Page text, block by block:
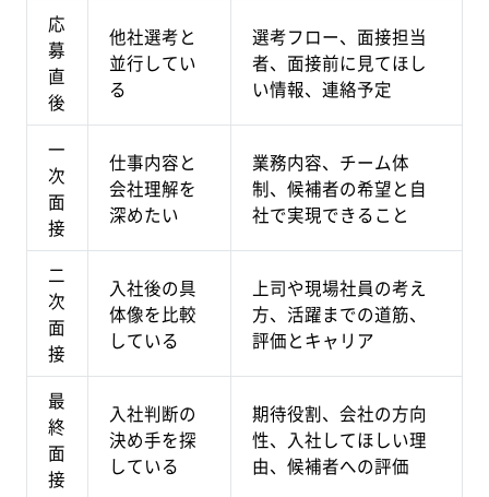
応
募
直
後
他社選考と
並行してい
る
選考フロー、面接担当
者、面接前に見てほし
い情報、連絡予定
一
次
面
接
仕事内容と
会社理解を
深めたい
業務内容、チーム体
制、候補者の希望と自
社で実現できること
二
次
面
接
入社後の具
体像を比較
している
上司や現場社員の考え
方、活躍までの道筋、
評価とキャリア
最
終
面
接
入社判断の
決め手を探
している
期待役割、会社の方向
性、入社してほしい理
由、候補者への評価